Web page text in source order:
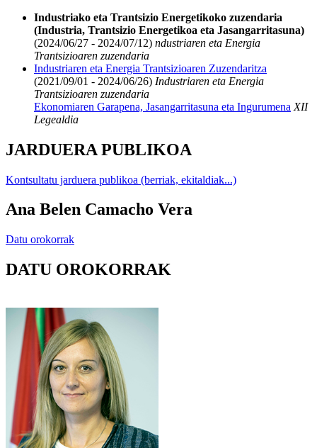
Industriako eta Trantsizio Energetikoko zuzendaria
(Industria, Trantsizio Energetikoa eta Jasangarritasuna)
(2024/06/27 - 2024/07/12) ndustriaren eta Energia
Trantsizioaren zuzendaria
Industriaren eta Energia Trantsizioaren Zuzendaritza
(2021/09/01 - 2024/06/26) Industriaren eta Energia
Trantsizioaren zuzendaria
Ekonomiaren Garapena, Jasangarritasuna eta Ingurumena XII
Legealdia
JARDUERA PUBLIKOA
Kontsultatu jarduera publikoa (berriak, ekitaldiak...)
Ana Belen Camacho Vera
Datu orokorrak
DATU OROKORRAK